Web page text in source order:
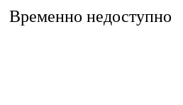
Временно недоступно